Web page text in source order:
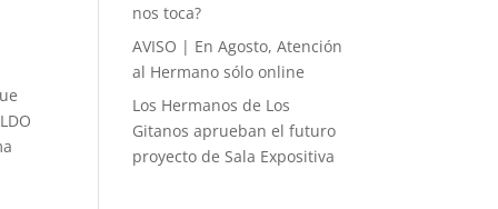
nos toca?
AVISO | En Agosto, Atención
al Hermano sólo online
Los Hermanos de Los
Gitanos aprueban el futuro
proyecto de Sala Expositiva